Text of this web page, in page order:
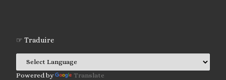
☞ Traduire
Powered by Translate